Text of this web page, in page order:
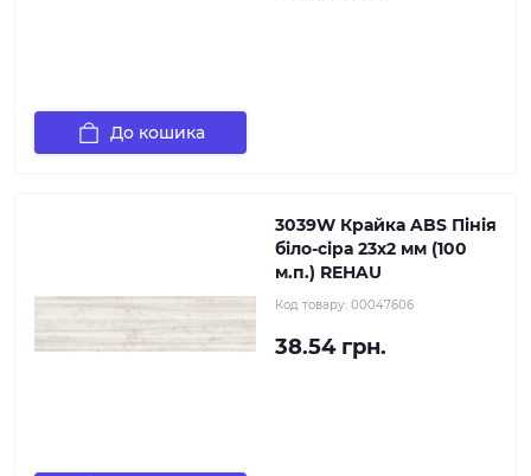
До кошика
3039W Крайка ABS Пінія
біло-сіра 23х2 мм (100
м.п.) REHAU
Код товару: 00047606
38.54 грн.